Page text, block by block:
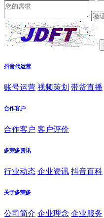
抖音代运营
账号运营 视频策划 带货直播
合作客户
合作客户 客户评价
多荣多资讯
行业动态 企业资讯 抖音百科
关于多荣多
公司简介 企业理念 企业服务